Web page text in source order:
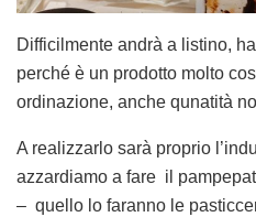
Difficilmente andrà a listino,
perché è un prodotto molto
ordinazione, anche qunatità
A realizzarlo sarà proprio
azzardiamo a fare il
– quello lo faranno le